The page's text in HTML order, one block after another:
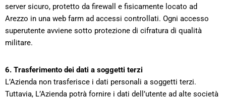
server sicuro, protetto da firewall e fisicamente locato ad
Arezzo in una web farm ad accessi controllati. Ogni accesso
superutente avviene sotto protezione di cifratura di qualità
militare.
6. Trasferimento dei dati a soggetti terzi
L’Azienda non trasferisce i dati personali a soggetti terzi.
Tuttavia, L’Azienda potrà fornire i dati dell’utente ad alte società